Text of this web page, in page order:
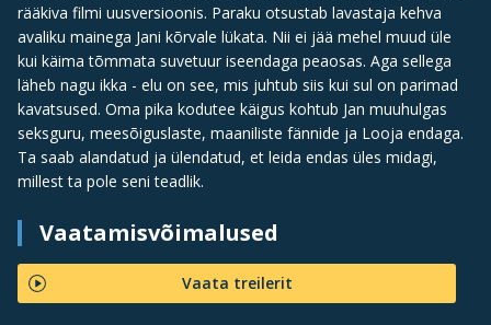
rääkiva filmi uusversioonis. Paraku otsustab lavastaja kehva
avaliku mainega Jani kõrvale lükata. Nii ei jää mehel muud üle
kui käima tõmmata suvetuur iseendaga peaosas. Aga sellega
läheb nagu ikka - elu on see, mis juhtub siis kui sul on parimad
kavatsused. Oma pika kodutee käigus kohtub Jan muuhulgas
seksguru, meesõiguslaste, maaniliste fännide ja Looja endaga.
Ta saab alandatud ja ülendatud, et leida endas üles midagi,
millest ta pole seni teadlik.
Vaatamisvõimalused
Vaata treilerit